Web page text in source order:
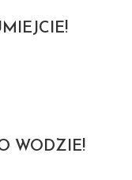
WODZIE!